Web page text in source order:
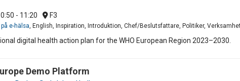
- 11:20 F3
e-hälsa, English, Inspiration, Introduktion, Chef/Beslutsfattare, Politiker,
digital health action plan for the WHO European Region 2023–2030.
Demo Platform